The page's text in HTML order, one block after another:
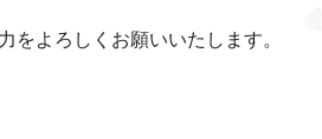
をよろしくお願いいたします。